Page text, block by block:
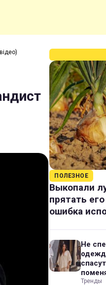
ПОЛЕЗНОЕ
Выкопали
прятать
ошибка
Не
Тренды